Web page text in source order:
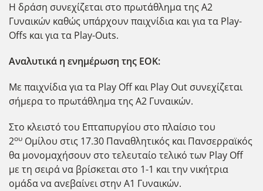
H δράση συνεχίζεται στο πρωτάθλημα της Α2
Γυναικών καθώς υπάρχουν παιχνίδια και για τα Play-
Offs και για τα Play-Outs.
Αναλυτικά η ενημέρωση της ΕΟΚ:
Με παιχνίδια για τα Play Off και Play Out συνεχίζεται
σήμερα το πρωτάθλημα της Α2 Γυναικών.
Στο κλειστό του Επταπυργίου στο πλαίσιο του
2ου Ομίλου στις 17.30 Παναθλητικός και Πανσερραϊκός
θα μονομαχήσουν στο τελευταίο τελικό των Play Off
με τη σειρά να βρίσκεται στο 1-1 και την νικήτρια
ομάδα να ανεβαίνει στην Α1 Γυναικών.